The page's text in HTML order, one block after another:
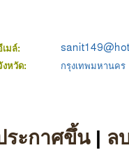
เมล์:
งหวัด: กรุงเทพมหานคร
ระกาศขึ้น| ล